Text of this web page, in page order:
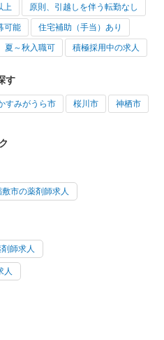
上 原則、引越しを伴う転勤なし
可能 住宅補助（手当）あり
夏～秋入職可 積極採用中の求人
す
すみがうら市 桜川市 神栖市
市の薬剤師求人
師求人
人